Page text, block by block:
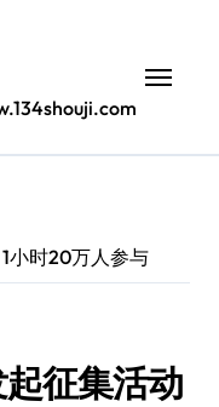
小时20万人参与
征集活动